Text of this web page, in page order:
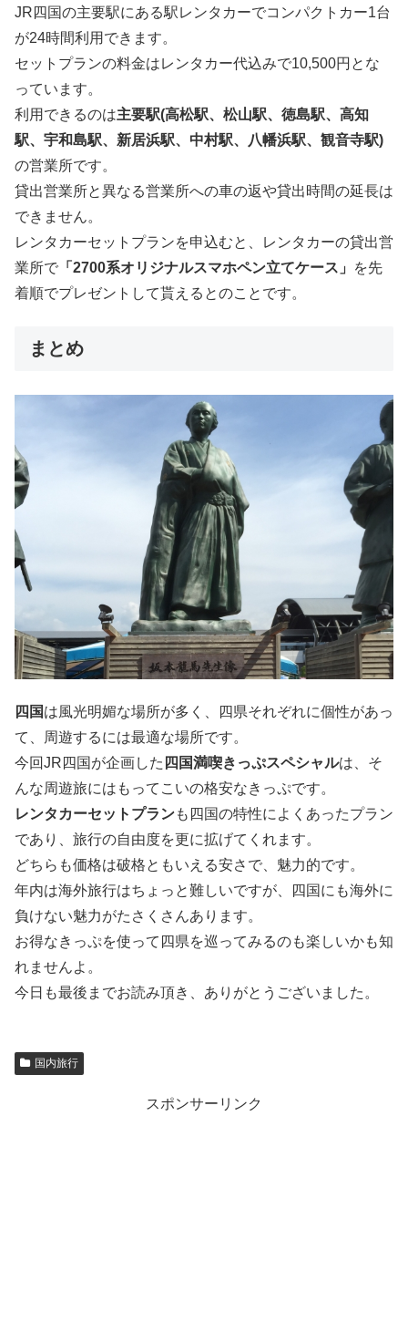
JR四国の主要駅にある駅レンタカーでコンパクトカー1台
が24時間利用できます。
セットプランの料金はレンタカー代込みで10,500円とな
っています。
利用できるのは主要駅(高松駅、松山駅、徳島駅、高知
駅、宇和島駅、新居浜駅、中村駅、八幡浜駅、観音寺駅)
の営業所です。
貸出営業所と異なる営業所への車の返や貸出時間の延長は
できません。
レンタカーセットプランを申込むと、レンタカーの貸出営
業所で 「2700系オリジナルスマホペン立てケース」
を先
着順でプレゼントして貰えるとのことです。
まとめ
四国は風光明媚な場所が多く、四県それぞれに個性があっ
て、周遊するには最適な場所です。
今回JR四国が企画した 四国満喫きっぷスペシャルは、そ
んな周遊旅にはもってこいの格安なきっぷです。
レンタカーセットプランも四国の特性によくあったプラン
であり、旅行の自由度を更に拡げてくれます。
どちらも価格は破格ともいえる安さで、魅力的です。
年内は海外旅行はちょっと難しいですが、四国にも海外に
負けない魅力がたさくさんあります。
お得なきっぷを使って四県を巡ってみるのも楽しいかも知
れませんよ。
今日も最後までお読み頂き、ありがとうございました。
国内旅行
スポンサーリンク